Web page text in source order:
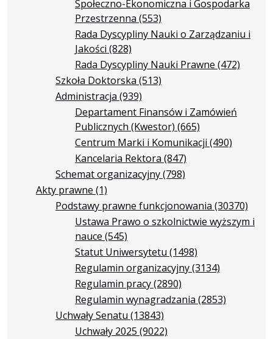
Społeczno-Ekonomiczna i Gospodarka
Przestrzenna (553)
Rada Dyscypliny Nauki o Zarządzaniu i
Jakości (828)
Rada Dyscypliny Nauki Prawne (472)
Szkoła Doktorska (513)
Administracja (939)
Departament Finansów i Zamówień
Publicznych (Kwestor) (665)
Centrum Marki i Komunikacji (490)
Kancelaria Rektora (847)
Schemat organizacyjny(798)
Akty prawne (1)
Podstawy prawne funkcjonowania (30370)
Ustawa Prawo o szkolnictwie wyższym i
nauce (545)
Statut Uniwersytetu (1498)
Regulamin organizacyjny(3134)
Regulamin pracy(2890)
Regulamin wynagradzania (2853)
Uchwały Senatu (13843)
Uchwały 2025 (9022)